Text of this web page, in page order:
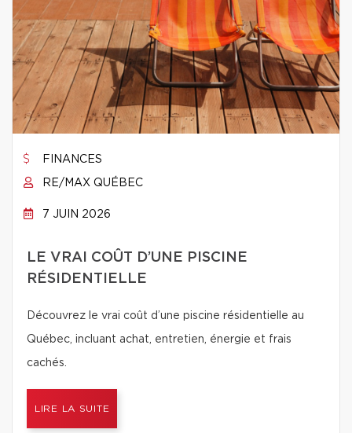
FINANCES
RE/MAX QUÉBEC
7 JUIN 2026
LE VRAI COÛT D’UNE PISCINE
RÉSIDENTIELLE
Découvrez le vrai coût d’une piscine résidentielle au
Québec, incluant achat, entretien, énergie et frais
cachés.
LIRE LA SUITE